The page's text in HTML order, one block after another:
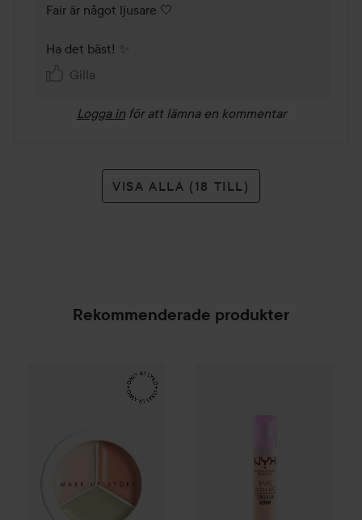
Fair är något ljusare 🤍
Ha det bäst! ✨
Gilla
Logga in för att lämna en kommentar
VISA ALLA (18 TILL)
Rekommenderade produkter
Make Up Store